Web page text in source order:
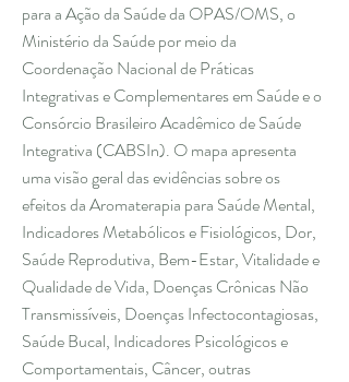
para a Ação da Saúde da OPAS/OMS, o
Ministério da Saúde por meio da
Coordenação Nacional de Práticas
Integrativas e Complementares em Saúde e o
Consórcio Brasileiro Acadêmico de Saúde
Integrativa (CABSIn). O mapa apresenta
uma visão geral das evidências sobre os
efeitos da Aromaterapia para Saúde Mental,
Indicadores Metabólicos e Fisiológicos, Dor,
Saúde Reprodutiva, Bem-Estar, Vitalidade e
Qualidade de Vida, Doenças Crônicas Não
Transmissíveis, Doenças Infectocontagiosas,
Saúde Bucal, Indicadores Psicológicos e
Comportamentais, Câncer, outras